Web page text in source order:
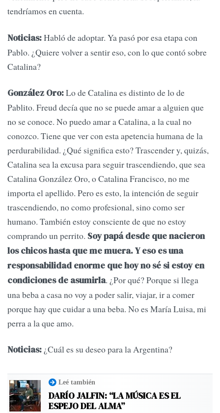
tendríamos en cuenta.
Noticias:Habló de adoptar. Ya pasó por esa etapa con
Pablo. ¿Quiere volver a sentir eso, con lo que contó sobre
Catalina?
González Oro:Lo de Catalina es distinto de lo de
Pablito. Freud decía que no se puede amar a alguien que
no se conoce. No puedo amar a Catalina, a la cual no
conozco. Tiene que ver con esta apetencia humana de la
perdurabilidad. ¿Qué significa esto? Trascender y, quizás,
Catalina sea la excusa para seguir trascendiendo, que sea
Catalina González Oro, o Catalina Francisco, no me
importa el apellido. Pero es esto, la intención de seguir
trascendiendo, no como profesional, sino como ser
humano. También estoy consciente de que no estoy
comprando un perrito. Soy papá desde que nacieron
los chicos hasta que me muera. Y eso es una
responsabilidad enorme que hoy no sé si estoy en
condiciones de asumirla. ¿Por qué? Porque si llega
una beba a casa no voy a poder salir, viajar, ir a comer
porque hay que cuidar a una beba. No es María Luisa, mi
perra a la que amo.
Noticias: ¿Cuál es su deseo para la Argentina?
Leé también
DARÍO JALFIN: “LA MÚSICA ES EL
ESPEJO DEL ALMA”